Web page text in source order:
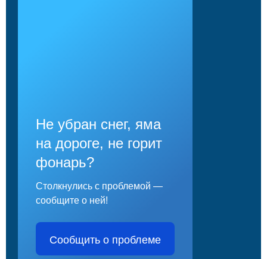
Не убран снег, яма
на дороге, не горит
фонарь?
Столкнулись с проблемой —
сообщите о ней!
Сообщить о проблеме